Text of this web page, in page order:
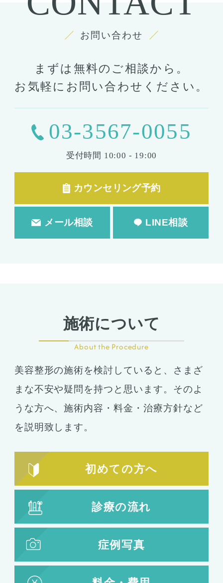
お問い合わせ
まずは無料のご相談から。
お気軽にお問い合わせください。
03-3567-0055
受付時間 10:00 - 19:00
カウンセリング予約
メール相談 LINE相談
施術について
About the Procedure
美容整形の施術を検討していると、さまざ
まな不安や疑問を持つと思います。そのよ
うな方へ、施術内容・料金・治療方針など
を説明致します。
初めての方へ
診療の流れ
症例写真